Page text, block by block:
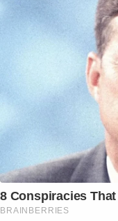
8 Conspiracies
BRAINBERRIES